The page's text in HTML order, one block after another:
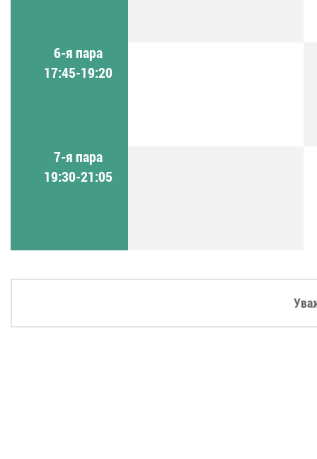
6-я пара
17:45-19:20
7-я пара
19:30-21:05